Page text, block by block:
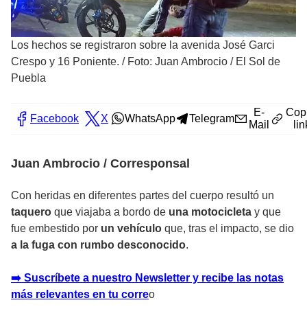
Los hechos se registraron sobre la avenida José Garci
Crespo y 16 Poniente. / Foto: Juan Ambrocio / El Sol de
Puebla
Facebook X WhatsApp Telegram
E-
Mail
Juan Ambrocio / Corresponsal
Con heridas en diferentes partes del cuerpo resultó un
taquero que viajaba a bordo de una motocicleta y que
fue embestido por un vehículo que, tras el impacto, se dio
a la fuga con rumbo desconocido.
➡️ Suscríbete a nuestro Newsletter y recibe las notas
más relevantes en tu correo